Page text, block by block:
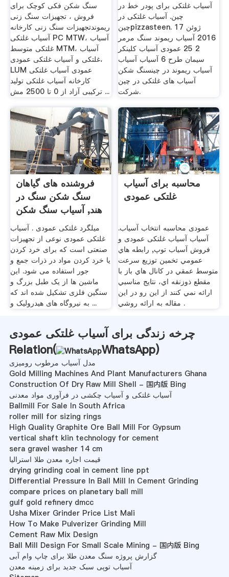
سنگ شکن فکی کوچک برای
فروش ، تجهیزات سنگ زنی
ریموندتجهیزات سنگ زنی کارخانه
آسیاب غلتکی PC MTW، آسیاب
غلتکی متوسط MTM، آسیاب
غلتکی و آسیاب غلتکی عمودی،
LUM عمودی آسیاب غلتکی
کارخانه آسیاب غلتکی تولید
ترکیبی آزاد از 0 تا 2500 مش ...
آسیاب غلتکی برای پودر خط در
چین. آسیاب غلتکی در
چینpizzasteen. 17 ژوئن
2016 آسیاب ریموند سنگ مرمر
2 25 عمودی آسیاب کلینکر
سیمان طرح 6 آسیاب آسیاب
آسیاب ریموند در چینسنگ شکن
آسیاب های غلتکی در چین
شرکت.
فروشنده های گیاهان
سنگ شکن سنگ در
هند, آسیاب سنگ شکن
.
میلگرد غلتکی عمودی . آسیاب
غلتکی عمودی نوعی از تجهیزات
صنعتی است که برای خرد کردن
یا خرد کردن مواد در ذرات جمع و
جور استفاده می شود. این
ماشین ها از یک طبل بزرگ و
سنگین فلزی تشکیل شده اند که
به نیروگاه های هیدرولیک و ...
محاسبه برای آسیاب
غلتکی عمودی
عمودی محاسبه انتخاب آسیاب.
آسیاب آسیاب غلتکی عمودی و
فروش آسیاب توپ, رابطه هاي
عمومي تخمين توزيع سرعت
متوسط عمقي در کانال هاي باز با
مقطع ذوزنقه اي، نتايج مناسبي
ارائه نمي کنند از اين رو در اين
مقاله به ارائه روشي .
چرخه زندگی برای آسیاب غلتکی عمودی
Relation(
WhatsApp)
مدل آسیاب مرطوب رومیزی
Gold Milling Machines And Plant Manufacturers Ghana
Construction Of Dry Raw Mill Shell - 国内版 Bing
آسیاب غلتکی و آسیاب چکشی در فرآوری مواد معدنی
Ballmill For Sale In South Africa
roller mill for sizing rings
High Quality Graphite Ore Ball Mill For Gypsum
vertical shaft klin technology for cement
sera gravel washer 14 cm
قیمت اجاره معدن طلا استرالیا
drying grinding coal in cement line ppt
Differential Pressure In Ball Mill In Cement Grinding
compare prices on planetary ball mill
gulf gold refinery dmcc
Usha Mixer Grinder Price List Mali
How To Make Pulverizer Grinding Mill
Cement Raw Mix Design
Ball Mill Design For Small Scale Mining - 国内版 Bing
گزارش پروژه سنگ معدن طلا برای چاپ وام آبی
آسیاب توپی سبک جدید برای زمینه معدن